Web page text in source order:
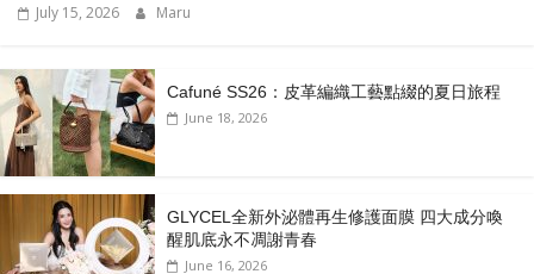
July 15, 2026 Maru
Cafuné SS26：皮革編織工藝點綴的夏日旅程
June 18, 2026
GLYCEL全新外泌體再生修護面膜 四大成分喚
醒肌底永不凋謝青春
June 16, 2026